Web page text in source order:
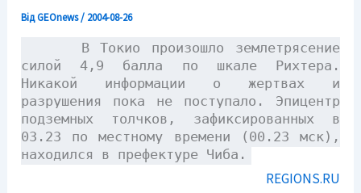
ВідGEOnews/ 2004-08-26
В Токио произошло землетрясение
силой 4,9 балла по шкале Рихтера.
Никакой информации о жертвах и
разрушения пока не поступало. Эпицентр
подземных толчков, зафиксированных в
03.23 по местному времени (00.23 мск),
находился в префектуре Чиба.
REGIONS.RU